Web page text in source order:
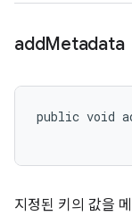
addMetadata
public void
지정된 키의 값을